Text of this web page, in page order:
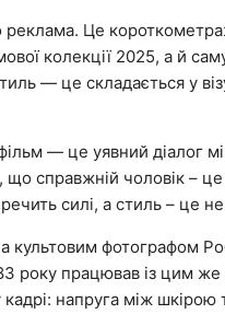
реклама. Це
колекції 2025, а й
— це складається у
— це уявний діалог
справжній чоловік –
силі, а стиль – це
культовим
року працював із цим
напруга між шкірою